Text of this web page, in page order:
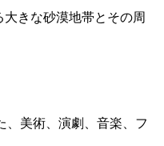
きな砂漠地帯とその周
美術、演劇、音楽、フ